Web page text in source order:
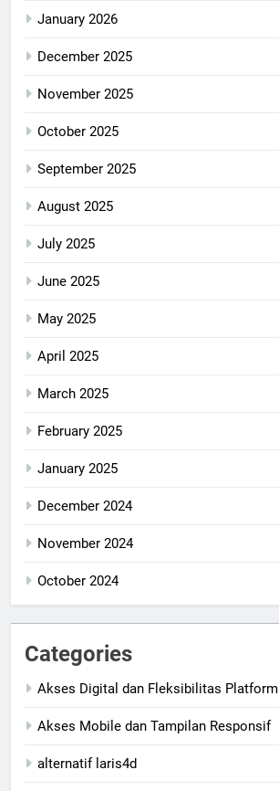
January 2026
December 2025
November 2025
October 2025
September 2025
August 2025
July 2025
June 2025
May 2025
April 2025
March 2025
February 2025
January 2025
December 2024
November 2024
October 2024
Categories
Akses Digital dan Fleksibilitas Platform
Akses Mobile dan Tampilan Responsif
alternatif laris4d